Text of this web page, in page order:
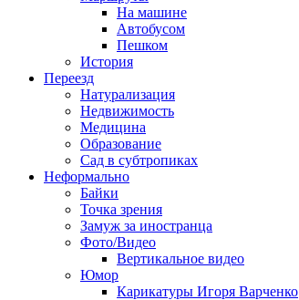
На машине
Автобусом
Пешком
История
Переезд
Натурализация
Недвижимость
Медицина
Образование
Сад в субтропиках
Неформально
Байки
Точка зрения
Замуж за иностранца
Фото/Видео
Вертикальное видео
Юмор
Карикатуры Игоря Варченко